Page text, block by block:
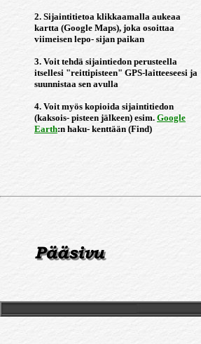
2. Sijaintitietoa klikkaamalla aukeaa
kartta (Google Maps), joka osoittaa
viimeisen lepo- sijan paikan
3. Voit tehdä sijaintiedon perusteella
itsellesi "reittipisteen" GPS-laitteeseesi ja
suunnistaa sen avulla
4. Voit myös kopioida sijaintitiedon
(kaksois- pisteen jälkeen) esim. Google
Earth:n haku- kenttään (Find)